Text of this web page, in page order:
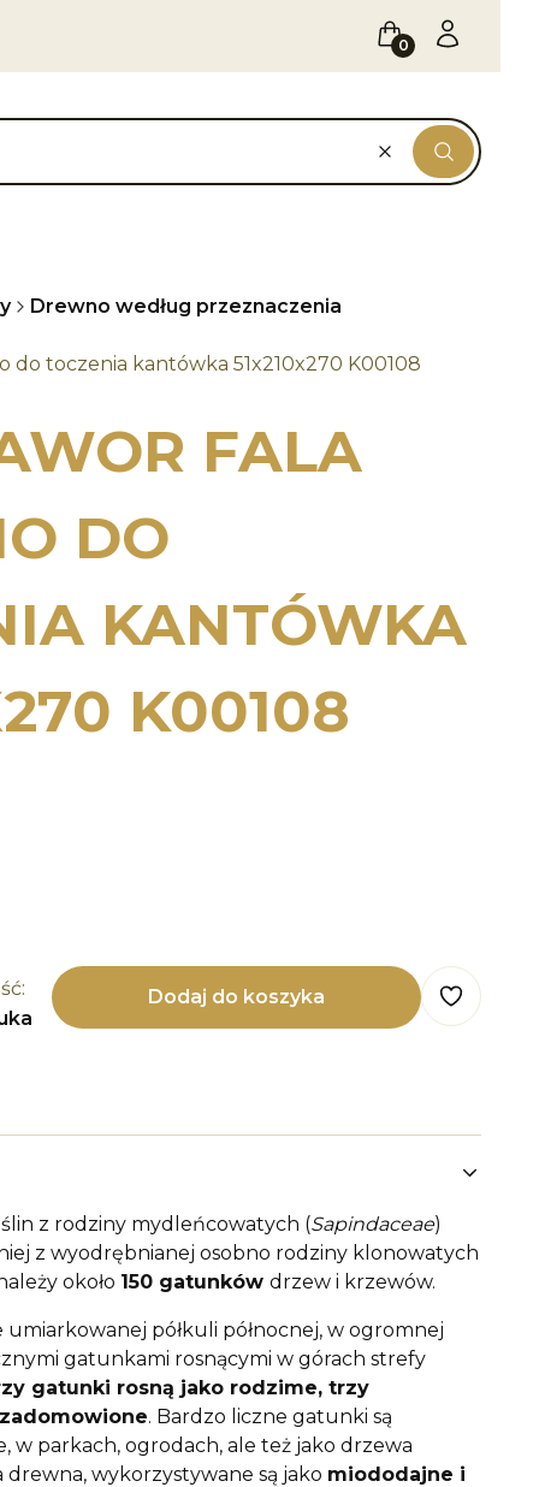
KoszykZaloguj się
WyczyśćSzukaj
Drewno według przeznaczenia
do toczenia kantówka 51x210x270 K00108
FALA
DO
KANTÓWKA
K00108
Dodaj do koszyka
z rodziny mydleńcowatych (Sapindaceae)
z wyodrębnianej osobno rodziny klonowatych
około 150 gatunków drzew i krzewów.
półkuli północnej, w ogromnej
gatunkami rosnącymi w górach strefy
gatunki rosną jako rodzime, trzy
. Bardzo liczne gatunki są
w parkach, ogrodach, ale też jako drzewa
drewna, wykorzystywane są jako miododajne i